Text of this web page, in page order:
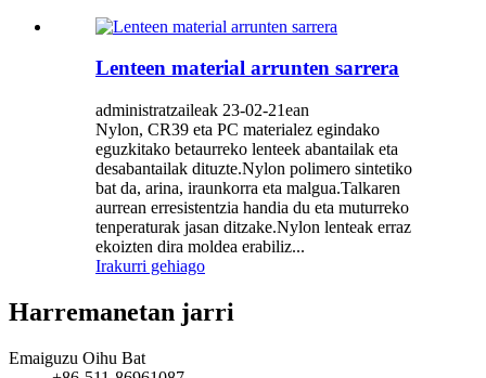
Lenteen material arrunten sarrera
administratzaileak 23-02-21ean
Nylon, CR39 eta PC materialez egindako
eguzkitako betaurreko lenteek abantailak eta
desabantailak dituzte.Nylon polimero sintetiko
bat da, arina, iraunkorra eta malgua.Talkaren
aurrean erresistentzia handia du eta muturreko
tenperaturak jasan ditzake.Nylon lenteak erraz
ekoizten dira moldea erabiliz...
Irakurri gehiago
Harremanetan jarri
Emaiguzu Oihu Bat